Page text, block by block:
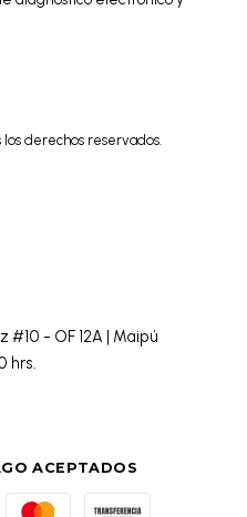
derechos reservados.
- OF 12A | Maipú
hrs.
ACEPTADOS